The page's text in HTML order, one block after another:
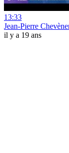
13:33
Jean-Pierre
il y a 19 ans